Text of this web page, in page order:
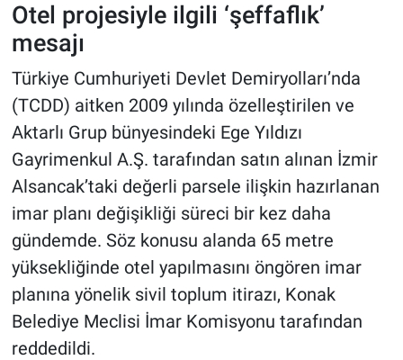
Otel projesiyle ilgili ‘şeffaflık’
mesajı
Türkiye Cumhuriyeti Devlet Demiryolları’nda
(TCDD) aitken 2009 yılında özelleştirilen ve
Aktarlı Grup bünyesindeki Ege Yıldızı
Gayrimenkul A.Ş. tarafından satın alınan İzmir
Alsancak’taki değerli parsele ilişkin hazırlanan
imar planı değişikliği süreci bir kez daha
gündemde. Söz konusu alanda 65 metre
yüksekliğinde otel yapılmasını öngören imar
planına yönelik sivil toplum itirazı, Konak
Belediye Meclisi İmar Komisyonu tarafından
reddedildi.